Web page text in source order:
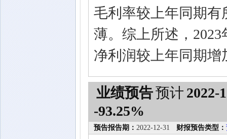
毛利率较上年同期
薄。综上所述，
净利润较上年同期
业绩预告预计 2022-
-93.25%
预告报告期： 2022-12-31 财报预告类型：